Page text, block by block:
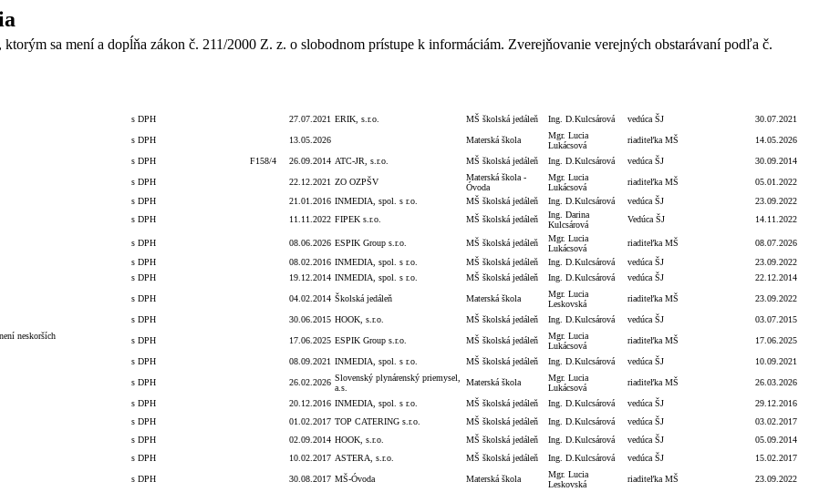
sa mení a dopĺňa zákon č. 211/2000 Z. z. o slobodnom prístupe k informáciám. Zverejňovanie verejných obstarávaní podľa č.
s DPH 27.07.2021 ERIK, s.r.o. MŠ školská jedáleň Ing. D.Kulcsárová vedúca ŠJ 30.07.2021
s DPH 13.05.2026 Materská škola
Mgr. Lucia
Lukácsová
riaditeľka MŠ 14.05.2026
s DPH F158/4 26.09.2014 ATC-JR, s.r.o. MŠ školská jedáleň Ing. D.Kulcsárová vedúca ŠJ 30.09.2014
s DPH 22.12.2021 ZO OZPŠV
Materská škola -
Óvoda
Mgr. Lucia
Lukácsová
riaditeľka MŠ
05.01.2022
s DPH 21.01.2016 INMEDIA, spol. s r.o. MŠ školská jedáleň Ing. D.Kulcsárová vedúca ŠJ
23.09.2022
s DPH 11.11.2022 FIPEK s.r.o. MŠ školská jedáleň
Ing. Darina
Kulcsárová
Vedúca ŠJ 14.11.2022
s DPH 08.06.2026 ESPIK Group s.r.o. MŠ školská jedáleň
Mgr. Lucia
Lukácsová
riaditeľka MŠ
08.07.2026
s DPH 08.02.2016 INMEDIA, spol. s r.o. MŠ školská jedáleň Ing. D.Kulcsárová vedúca ŠJ
23.09.2022
s DPH 19.12.2014 INMEDIA, spol. s r.o. MŠ školská jedáleň Ing. D.Kulcsárová vedúca ŠJ 22.12.2014
s DPH 04.02.2014 Školská jedáleň Materská škola
Mgr. Lucia
Leskovská
riaditeľka MŠ 23.09.2022
s DPH 30.06.2015 HOOK, s.r.o. MŠ školská jedáleň Ing. D.Kulcsárová vedúca ŠJ 03.07.2015
neskorších
s DPH 17.06.2025 ESPIK Group s.r.o. MŠ školská jedáleň
Mgr. Lucia
Lukácsová
riaditeľka MŠ 17.06.2025
s DPH 08.09.2021 INMEDIA, spol. s r.o. MŠ školská jedáleň Ing. D.Kulcsárová vedúca ŠJ 10.09.2021
s DPH 26.02.2026 Slovenský plynárenský priemysel,
a.s.
Materská škola
Mgr. Lucia
Lukácsová
riaditeľka MŠ 26.03.2026
s DPH 20.12.2016 INMEDIA, spol. s r.o. MŠ školská jedáleň Ing. D.Kulcsárová vedúca ŠJ
29.12.2016
s DPH 01.02.2017 TOP CATERING s.r.o. MŠ školská jedáleň Ing. D.Kulcsárová vedúca ŠJ
03.02.2017
s DPH 02.09.2014 HOOK, s.r.o. MŠ školská jedáleň Ing. D.Kulcsárová vedúca ŠJ
05.09.2014
s DPH 10.02.2017 ASTERA, s.r.o. MŠ školská jedáleň Ing. D.Kulcsárová vedúca ŠJ 15.02.2017
s DPH 30.08.2017 MŠ-Óvoda Materská škola
Mgr. Lucia
Leskovská
riaditeľka MŠ 23.09.2022